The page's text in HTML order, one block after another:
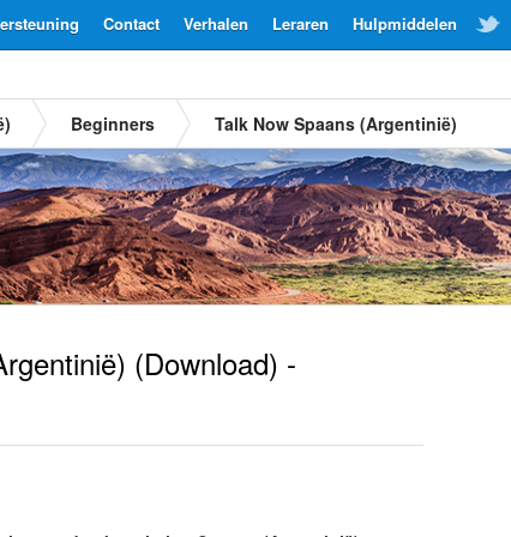
Hulpmiddelen
Leraren
Verhalen
Contact
Beginners Talk Now Spaans (Argentinië)
(Download) -